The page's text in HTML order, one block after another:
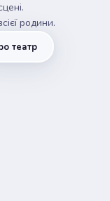
родини.
театр